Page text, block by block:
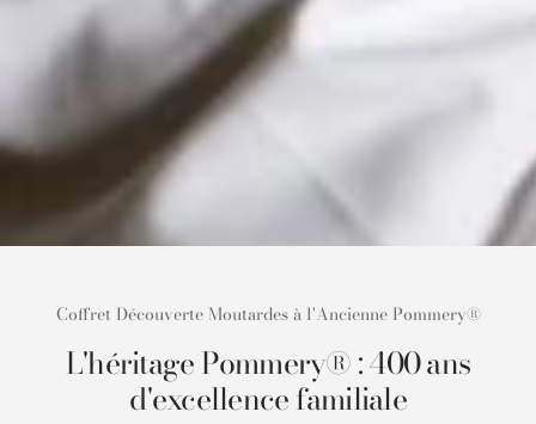
Coffret Découverte Moutardes à l'Ancienne Pommery®
L'héritage Pommery® : 400 ans
d'excellence familiale